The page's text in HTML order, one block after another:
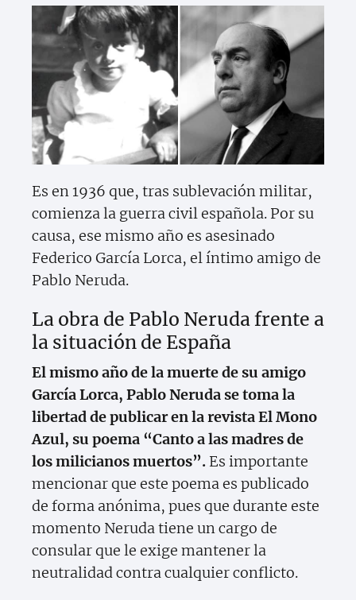
Es en 1936 que, tras sublevación militar,
comienza la guerra civil española. Por su
causa, ese mismo año es asesinado
Federico García Lorca, el íntimo amigo de
Pablo Neruda.
La obra de Pablo Neruda frente a
la situación de España
El mismo año de la muerte de su amigo
García Lorca, Pablo Neruda se toma la
libertad de publicar en la revista El Mono
Azul, su poema “Canto a las madres de
los milicianos muertos”. Es importante
mencionar que este poema es publicado
de forma anónima, pues que durante este
momento Neruda tiene un cargo de
consular que le exige mantener la
neutralidad contra cualquier conflicto.